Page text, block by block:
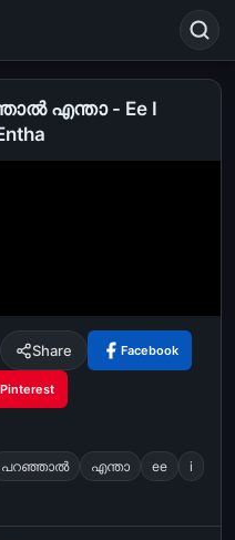
Search
good night
എന്താ - Ee I
Share Facebook
Pinterest
പറഞ്ഞാല്‍ എന്താ ee
i